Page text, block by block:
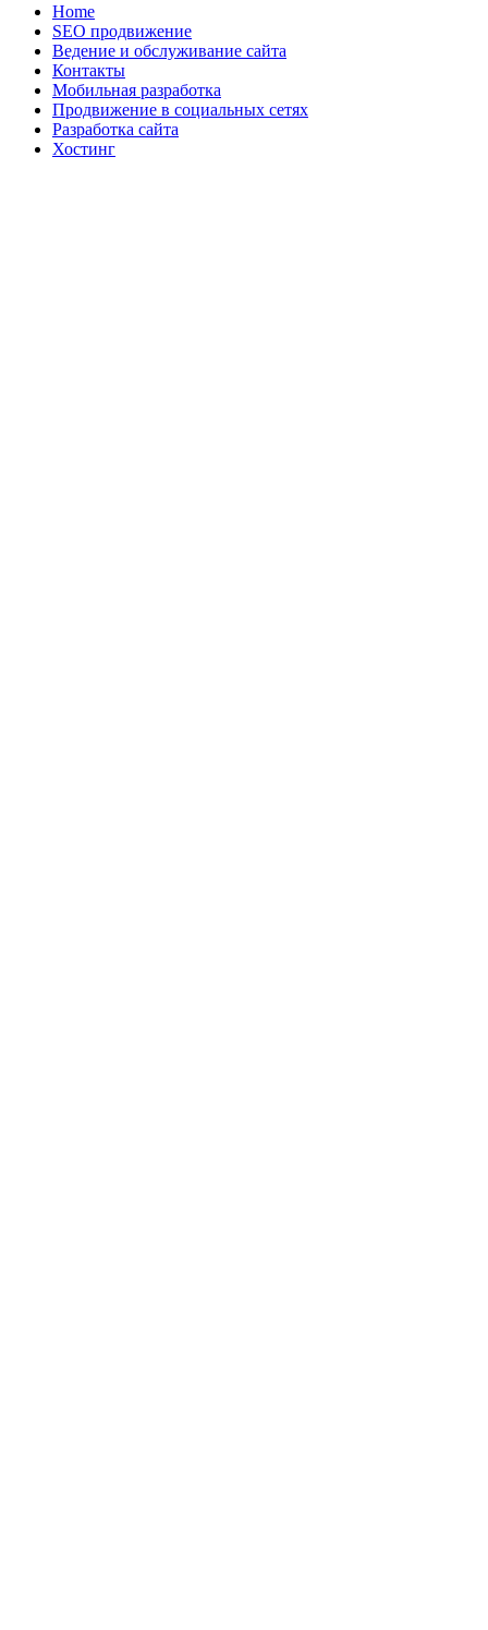
Home
SEO продвижение
Ведение и обслуживание сайта
Контакты
Мобильная разработка
Продвижение в социальных сетях
Разработка сайта
Хостинг